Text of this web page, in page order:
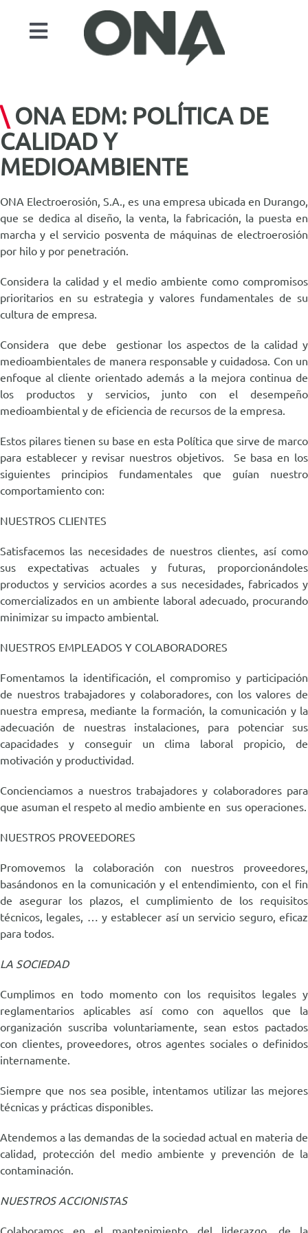
contenidoToggle
Sectores
Automatización
Servicios
Actualidad
Contacto
Buscar:
\ ONA EDM: POLÍTICA DE
CALIDAD Y
MEDIOAMBIENTE
ONA Electroerosión, S.A., es una empresa ubicada en Durango,
que se dedica al diseño, la venta, la fabricación, la puesta en
marcha y el servicio posventa de máquinas de electroerosión
por hilo y por penetración.
Considera la calidad y el medio ambiente como compromisos
prioritarios en su estrategia y valores fundamentales de su
cultura de empresa.
Considera que debe gestionar los aspectos de la calidad y
medioambientales de manera responsable y cuidadosa. Con un
enfoque al cliente orientado además a la mejora continua de
los productos y servicios, junto con el desempeño
medioambiental y de eficiencia de recursos de la empresa.
Estos pilares tienen su base en esta Política que sirve de marco
para establecer y revisar nuestros objetivos. Se basa en los
siguientes principios fundamentales que guían nuestro
comportamiento con:
NUESTROS CLIENTES
Satisfacemos las necesidades de nuestros clientes, así como
sus expectativas actuales y futuras, proporcionándoles
productos y servicios acordes a sus necesidades, fabricados y
comercializados en un ambiente laboral adecuado, procurando
minimizar su impacto ambiental.
NUESTROS EMPLEADOS Y COLABORADORES
Fomentamos la identificación, el compromiso y participación
de nuestros trabajadores y colaboradores, con los valores de
nuestra empresa, mediante la formación, la comunicación y la
adecuación de nuestras instalaciones, para potenciar sus
capacidades y conseguir un clima laboral propicio, de
motivación y productividad.
Concienciamos a nuestros trabajadores y colaboradores para
que asuman el respeto al medio ambiente en sus operaciones.
NUESTROS PROVEEDORES
Promovemos la colaboración con nuestros proveedores,
basándonos en la comunicación y el entendimiento, con el fin
de asegurar los plazos, el cumplimiento de los requisitos
técnicos, legales, … y establecer así un servicio seguro, eficaz
para todos.
LA SOCIEDAD
Cumplimos en todo momento con los requisitos legales y
reglamentarios aplicables así como con aquellos que la
organización suscriba voluntariamente, sean estos pactados
con clientes, proveedores, otros agentes sociales o definidos
internamente.
Siempre que nos sea posible, intentamos utilizar las mejores
técnicas y prácticas disponibles.
Atendemos a las demandas de la sociedad actual en materia de
calidad, protección del medio ambiente y prevención de la
contaminación.
NUESTROS ACCIONISTAS